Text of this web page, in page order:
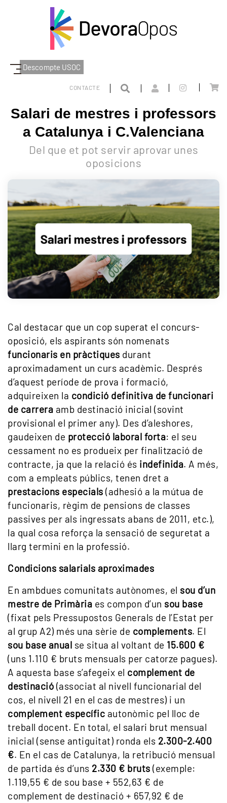
Descompte USOC
CONTACTE
SALARI DE MESTRES I PROFESSORS A CATALUNYA I C.VALENCIANA
Salari de mestres i professors
a Catalunya i C.Valenciana
Del que et pot servir aprovar unes
oposicions
Cal destacar que un cop superat el concurs-
oposició, els aspirants són nomenats
funcionaris en pràctiques durant
aproximadament un curs acadèmic. Després
d’aquest període de prova i formació,
adquireixen la condició definitiva de funcionari
de carrera amb destinació inicial (sovint
provisional el primer any). Des d’aleshores,
gaudeixen de protecció laboral forta: el seu
cessament no es produeix per finalització de
contracte, ja que la relació és indefinida. A més,
com a empleats públics, tenen dret a
prestacions especials (adhesió a la mútua de
funcionaris, règim de pensions de classes
passives per als ingressats abans de 2011, etc.),
la qual cosa reforça la sensació de seguretat a
llarg termini en la professió.
Condicions salarials aproximades
En ambdues comunitats autònomes, el sou d’un
mestre de Primària es compon d’un sou base
(fixat pels Pressupostos Generals de l’Estat per
al grup A2) més una sèrie de complements. El
sou base anual se situa al voltant de 15.600 €
(uns 1.110 € bruts mensuals per catorze pagues).
A aquesta base s’afegeix el complement de
destinació (associat al nivell funcionarial del
cos, el nivell 21 en el cas de mestres) i un
complement específic autonòmic pel lloc de
treball docent. En total, el salari brut mensual
inicial (sense antiguitat) ronda els 2.300-2.400
€. En el cas de Catalunya, la retribució mensual
de partida és d’uns 2.330 € bruts (exemple:
1.119,55 € de sou base + 552,63 € de
complement de destinació + 657,92 € de